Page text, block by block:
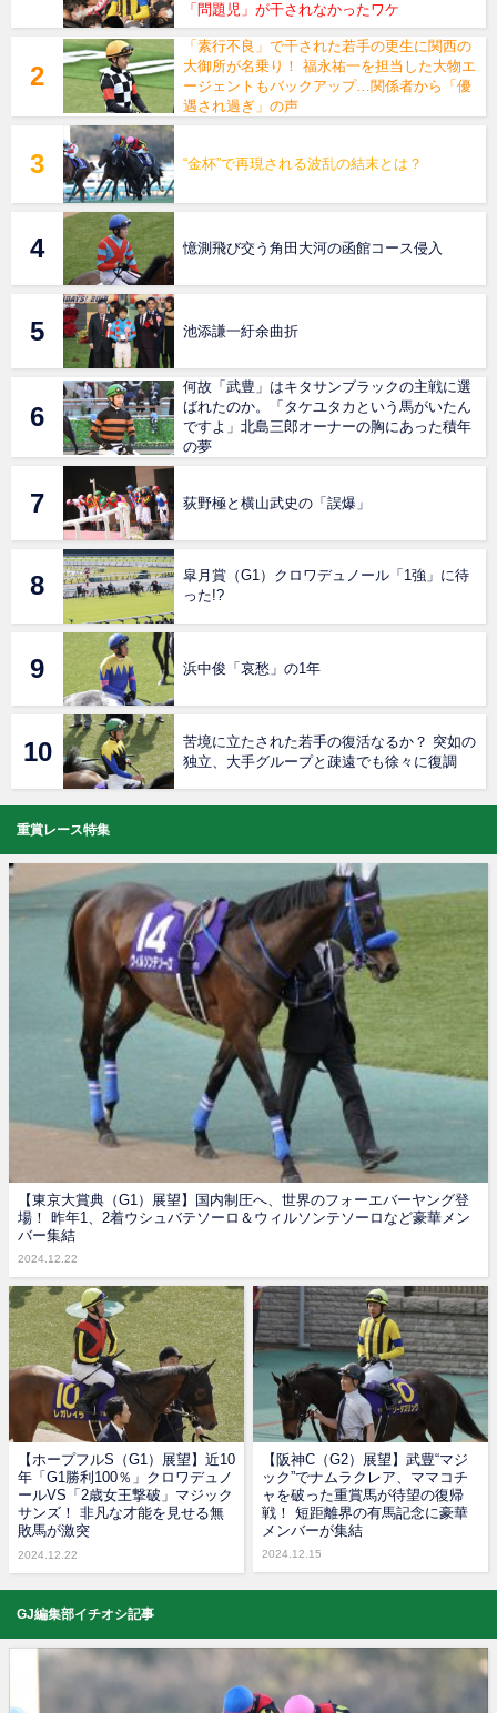
「問題児」が干されなかったワケ
「素行不良」で干された若手の更生に関西の
大御所が名乗り！ 福永祐一を担当した大物エ
ージェントもバックアップ…関係者から「優
遇され過ぎ」の声
“金杯”で再現される波乱の結末とは？
憶測飛び交う角田大河の函館コース侵入
池添謙一紆余曲折
何故「武豊」はキタサンブラックの主戦に選
ばれたのか。「タケユタカという馬がいたん
ですよ」北島三郎オーナーの胸にあった積年
の夢
荻野極と横山武史の「誤爆」
皐月賞（G1）クロワデュノール「1強」に待
った!?
浜中俊「哀愁」の1年
苦境に立たされた若手の復活なるか？ 突如の
独立、大手グループと疎遠でも徐々に復調
重賞レース特集
【東京大賞典（G1）展望】国内制圧へ、世界のフォーエバーヤング登
場！ 昨年1、2着ウシュバテソーロ＆ウィルソンテソーロなど豪華メン
バー集結
2024.12.22
【ホープフルS（G1）展望】近10
年「G1勝利100％」クロワデュノ
ールVS「2歳女王撃破」マジック
サンズ！ 非凡な才能を見せる無
敗馬が激突
2024.12.22
【阪神C（G2）展望】武豊“マジ
ック”でナムラクレア、ママコチ
ャを破った重賞馬が待望の復帰
戦！ 短距離界の有馬記念に豪華
メンバーが集結
2024.12.15
GJ編集部イチオシ記事